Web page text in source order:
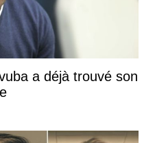
a déjà trouvé son